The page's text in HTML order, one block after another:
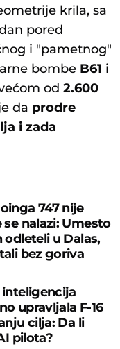
krila, sa
pored
i "pametnog"
bombe B61 i
od2.600
da prodre
i zada
747 nije
se nalazi: Umesto
odleteli u Dalas,
bez goriva
upravljala F-16
cilja: Da li
pilota?